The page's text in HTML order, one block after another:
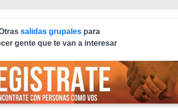
salidas grupales para
gente que te van a interesar